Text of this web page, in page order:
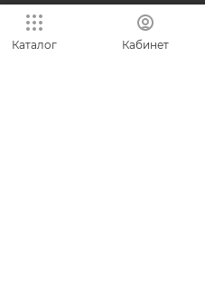
Юридический
Каталог Кабинет